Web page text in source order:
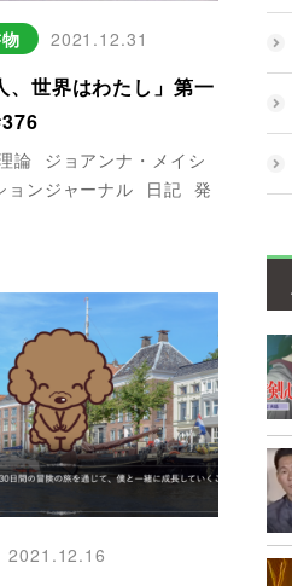
2021.12.31
、世界はわたし」第一
論 ジョアンナ・メイシ
ョンジャーナル 日記 発
2021.12.16